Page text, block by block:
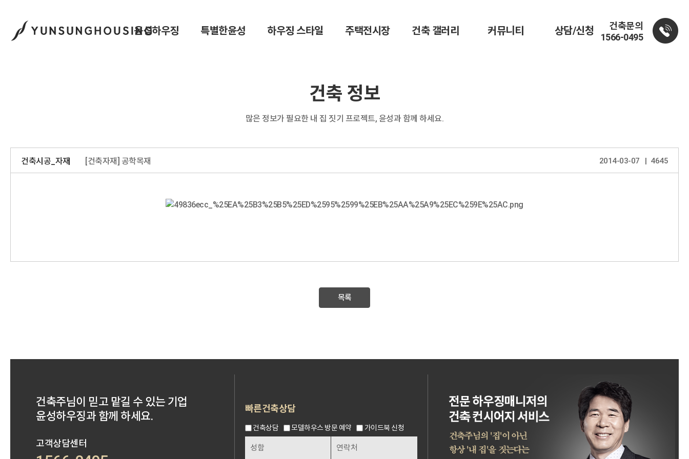
윤성하우징 특별한윤성 하우징 스타일 주택전시장 건축 갤러리 커뮤니티 상담/신청
건축문의
1566-0495
건축 정보
많은 정보가 필요한 내 집 짓기 프로젝트, 윤성과 함께 하세요.
건축시공_자재 [건축자재] 공학목재 2014-03-07 4645
목록
건축주님이 믿고 맡길 수 있는 기업
윤성하우징과 함께 하세요.
고객상담센터
빠른건축상담
건축상담 모델하우스 방문 예약 가이드북 신청